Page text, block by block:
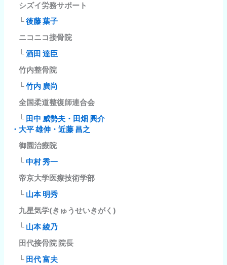
シズイ労務サポート
└後藤 葉子
ニコニコ接骨院
└酒田 達臣
竹内整骨院
└竹内 廣尚
全国柔道整復師連合会
└ 田中 威勢夫・田畑 興介
・大平 雄伸・近藤 昌之
御園治療院
└中村 秀一
帝京大学医療技術学部
└ 山本 明秀
九星気学(きゅうせいきがく)
└ 山本 綾乃
田代接骨院 院長
└ 田代 富夫